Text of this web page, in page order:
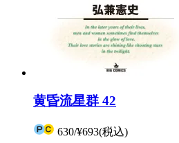
黄昏流星群 42
630/¥693(税込)